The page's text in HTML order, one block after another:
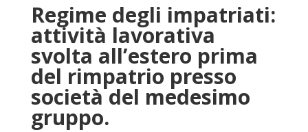
Regime degli impatriati:
attività lavorativa
svolta all’estero prima
del rimpatrio presso
società del medesimo
gruppo.